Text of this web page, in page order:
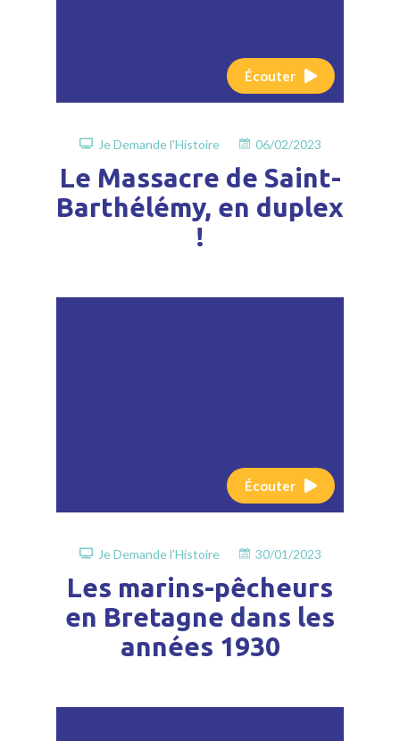
Écouter
Je Demande l'Histoire 06/02/2023
Le Massacre de Saint-
Barthélémy, en duplex
!
Écouter
Je Demande l'Histoire 30/01/2023
Les marins-pêcheurs
en Bretagne dans les
années 1930